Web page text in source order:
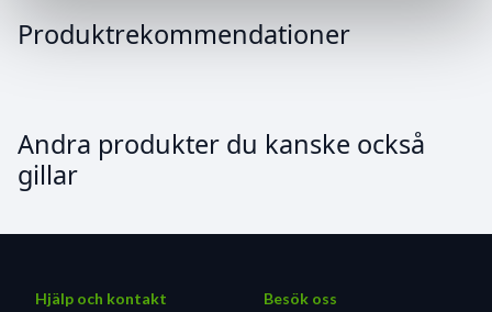
Produktrekommendationer
Andra produkter du kanske också
gillar
Hjälp och kontakt Besök oss